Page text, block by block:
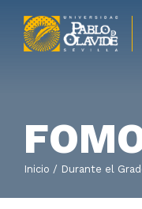
Inicio Durante el